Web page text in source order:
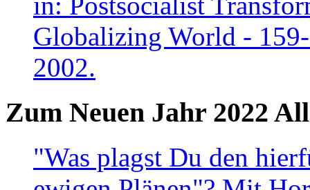
Globalizing World -
2002.
Zum Neuen Jahr 2022
"Was plagst Du den